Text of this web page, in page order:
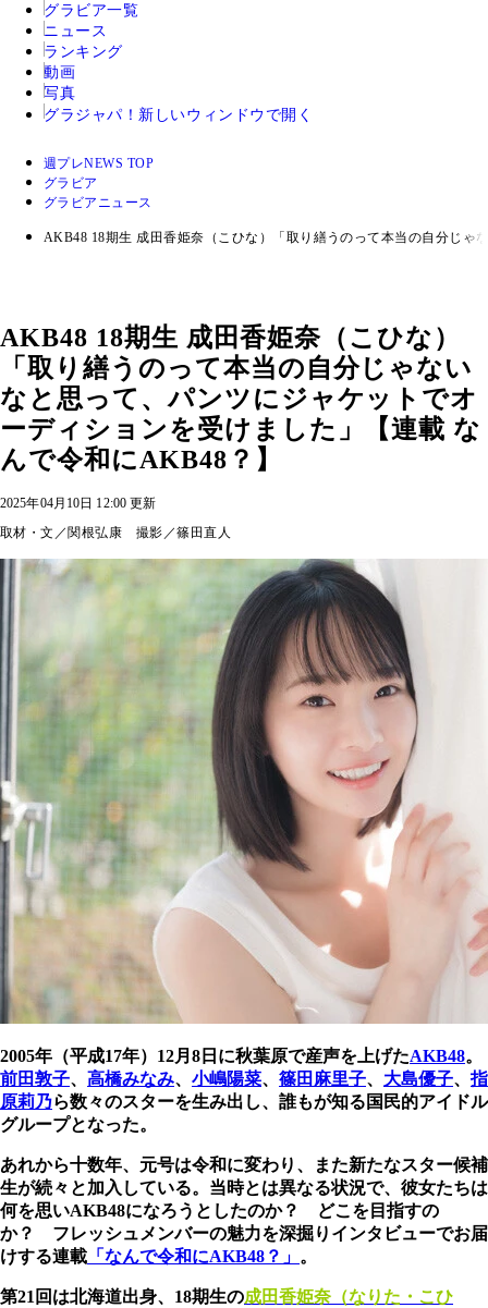
グラビア一覧
ニュース
ランキング
動画
写真
グラジャパ！ 新しいウィンドウで開く
週プレNEWS TOP
グラビア
グラビアニュース
AKB48 18期生 成田香姫奈（こひな）「取り繕うのって本当の自分じ
AKB48 18期生 成田香姫奈（こひな）
「取り繕うのって本当の自分じゃない
なと思って、パンツにジャケットでオ
ーディションを受けました」【連載 な
んで令和にAKB48？】
2025年04月10日 12:00 更新
取材・文／関根弘康 撮影／篠田直人
2005年（平成17年）12月8日に秋葉原で産声を上げたAKB48。
前田敦子、 高橋みなみ、 小嶋陽菜、 篠田麻里子、 大島優子、指
原莉乃ら数々のスターを生み出し、誰もが知る国民的アイドル
グループとなった。
あれから十数年、元号は令和に変わり、また新たなスター候補
生が続々と加入している。当時とは異なる状況で、彼女たちは
何を思いAKB48になろうとしたのか？ どこを目指すの
か？ フレッシュメンバーの魅力を深掘りインタビューでお届
けする連載 「なんで令和にAKB48？」 。
第21回は北海道出身、18期生の成田香姫奈（なりた・こひ